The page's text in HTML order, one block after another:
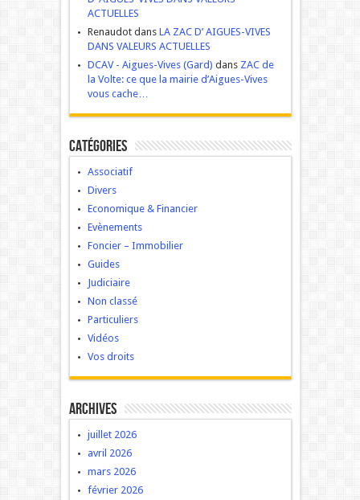
ACTUELLES
Renaudot dans LA ZAC D’ AIGUES-VIVES
DANS VALEURS ACTUELLES
DCAV - Aigues-Vives (Gard) dans ZAC de
la Volte: ce que la mairie d’Aigues-Vives
vous cache…
Catégories
Associatif
Divers
Economique & Financier
Evènements
Foncier – Immobilier
Guides
Judiciaire
Non classé
Particuliers
Vidéos
Vos droits
Archives
juillet 2026
avril 2026
mars 2026
février 2026